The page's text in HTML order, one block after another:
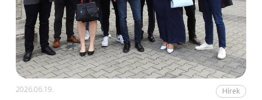
2026.06.19. Hírek